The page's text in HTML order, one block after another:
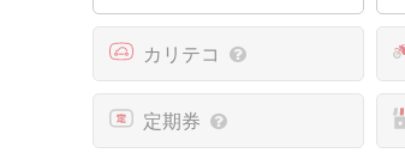
カリテコ
定期券